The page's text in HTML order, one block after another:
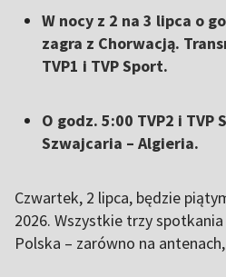
W nocy z 2 na 3 lipca o
zagra z Chorwacją.
TVP1 i TVP Sport.
O godz. 5:00 TVP2 i
Szwajcaria – Algieria.
Czwartek, 2 lipca, będzie
2026. Wszystkie trzy
Polska – zarówno na